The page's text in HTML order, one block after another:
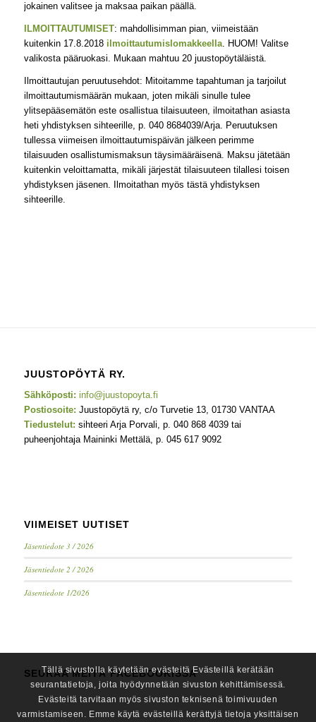
jokainen valitsee ja maksaa paikan päällä.
ILMOITTAUTUMISET: mahdollisimman pian, viimeistään
kuitenkin 17.8.2018 ilmoittautumislomakkeella. HUOM! Valitse
valikosta pääruokasi. Mukaan mahtuu 20 juustopöytäläistä.
Ilmoittautujan peruutusehdot: Mitoitamme tapahtuman ja tarjoilut
ilmoittautumismäärän mukaan, joten mikäli sinulle tulee
ylitsepääsemätön este osallistua tilaisuuteen, ilmoitathan asiasta
heti yhdistyksen sihteerille, p. 040 8684039/Arja. Peruutuksen
tullessa viimeisen ilmoittautumispäivän jälkeen perimme
tilaisuuden osallistumismaksun täysimääräisenä. Maksu jätetään
kuitenkin veloittamatta, mikäli järjestät tilaisuuteen tilallesi toisen
yhdistyksen jäsenen. Ilmoitathan myös tästä yhdistyksen
sihteerille.
JUUSTOPÖYTÄ RY.
Sähköposti: info@juustopoyta.fi
Postiosoite: Juustopöytä ry, c/o Turvetie 13, 01730 VANTAA
Tiedustelut: sihteeri Arja Porvali, p. 040 868 4039 tai
puheenjohtaja Maininki Mettälä, p. 045 617 9092
VIIMEISET UUTISET
Jäsentiedote 3 / 2026
Jäsentiedote 2 / 2026
Jäsentiedote 1/2026
SEURAA MEITÄ FACEBOOKISSA
Tällä sivustolla käytetään evästeitä Evästeillä kerätään
seurantatietoja, joita hyödynnetään sivuston kehittämisessä.
Evästeitä tarvitaan myös sivuston teknisenä toimivuuden
varmistamiseen. Emme käytä evästeillä kerättyjä tietoja yksittäisen